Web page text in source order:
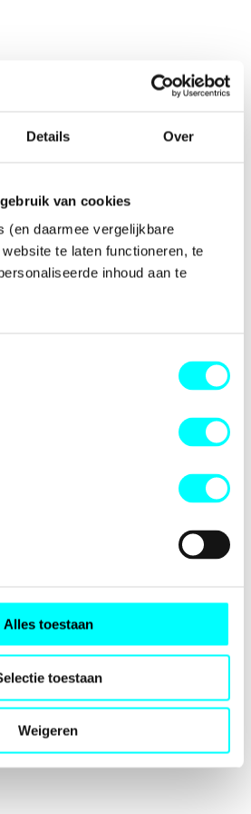
Details Over
van cookies
(en daarmee vergelijkbare
te laten functioneren, te
inhoud aan te
Alles toestaan
toestaan
Weigeren
-side exception has occurred while
browser consolefor